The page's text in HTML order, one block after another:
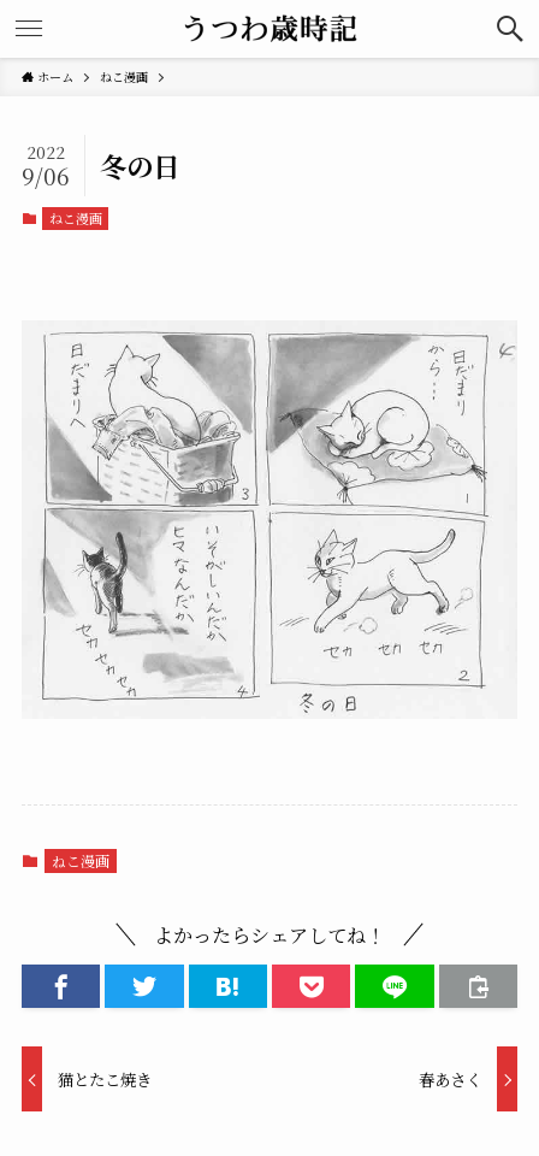
ホーム ねこ漫画
冬の日
2022
9/06
ねこ漫画
ねこ漫画
よかったらシェアしてね！
猫とたこ焼き 春あさく